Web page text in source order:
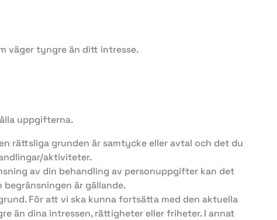
väger tyngre än ditt intresse.
uppgifterna.
grunden är samtycke eller avtal och det du
aktiviteter.
av din behandling av personuppgifter kan det
är gällande.
För att vi ska kunna fortsätta med den aktuella
än dina intressen, rättigheter eller friheter. I annat